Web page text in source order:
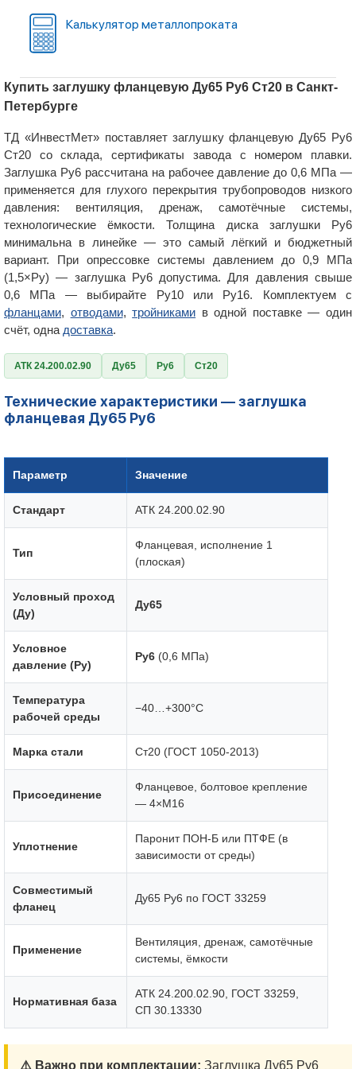
Калькулятор металлопроката
Купить заглушку фланцевую Ду65 Ру6 Ст20 в Санкт-
Петербурге
ТД «ИнвестМет» поставляет заглушку фланцевую Ду65 Ру6
Ст20 со склада, сертификаты завода с номером плавки.
Заглушка Ру6 рассчитана на рабочее давление до 0,6 МПа —
применяется для глухого перекрытия трубопроводов низкого
давления: вентиляция, дренаж, самотёчные системы,
технологические ёмкости. Толщина диска заглушки Ру6
минимальна в линейке — это самый лёгкий и бюджетный
вариант. При опрессовке системы давлением до 0,9 МПа
(1,5×Ру) — заглушка Ру6 допустима. Для давления свыше
0,6 МПа — выбирайте Ру10 или Ру16. Комплектуем с
фланцами, отводами,тройниками в одной поставке — один
счёт, одна доставка.
АТК 24.200.02.90 Ду65 Ру6 Ст20
Технические характеристики — заглушка
фланцевая Ду65 Ру6
Параметр Значение
Стандарт АТК 24.200.02.90
Тип
Фланцевая, исполнение 1
(плоская)
Условный проход
(Ду)
Ду65
Условное
давление (Ру)
Ру6 (0,6 МПа)
Температура
рабочей среды
−40…+300°C
Марка стали Ст20 (ГОСТ 1050-2013)
Присоединение
Фланцевое, болтовое крепление
— 4×М16
Уплотнение
Паронит ПОН-Б или ПТФЕ (в
зависимости от среды)
Совместимый
фланец
Ду65 Ру6 по ГОСТ 33259
Применение
Вентиляция, дренаж, самотёчные
системы, ёмкости
Нормативная база
АТК 24.200.02.90, ГОСТ 33259,
СП 30.13330
⚠️ Важно при комплектации: Заглушка Ду65 Ру6